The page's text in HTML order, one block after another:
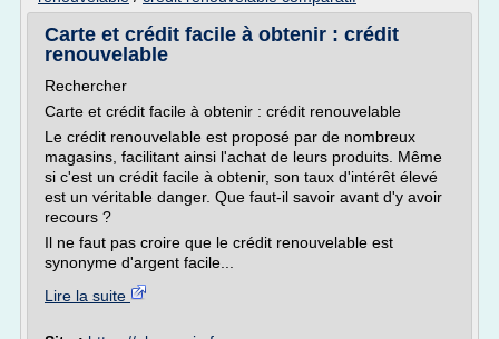
Carte et crédit facile à obtenir : crédit
renouvelable
Rechercher
Carte et crédit facile à obtenir : crédit renouvelable
Le crédit renouvelable est proposé par de nombreux
magasins, facilitant ainsi l'achat de leurs produits. Même
si c'est un crédit facile à obtenir, son taux d'intérêt élevé
est un véritable danger. Que faut-il savoir avant d'y avoir
recours ?
Il ne faut pas croire que le crédit renouvelable est
synonyme d'argent facile...
Lire la suite